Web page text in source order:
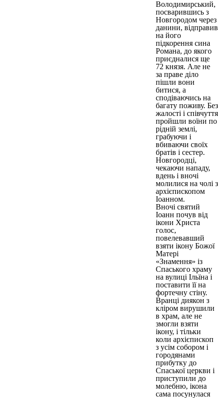
Володимирський,
посварившись з
Новгородом через
данини, відправив
на його
підкорення сина
Романа, до якого
приєдналися ще
72 князя. Але не
за праве діло
пішли вони
битися, а
сподіваючись на
багату поживу. Без
жалості і співчуття
пройшли воїни по
рідній землі,
грабуючи і
вбиваючи своїх
братів і сестер.
Новгородці,
чекаючи нападу,
вдень і вночі
молилися на чолі з
архієпископом
Іоанном.
Вночі святий
Іоанн почув від
ікони Христа
голос,
повелевавший
взяти ікону Божої
Матері
«Знамення» із
Спаського храму
на вулиці Ільїна і
поставити її на
фортечну стіну.
Вранці диякон з
кліром вирушили
в храм, але не
змогли взяти
ікону, і тільки
коли архієпископ
з усім собором і
городянами
прибутку до
Спаської церкви і
приступили до
молебню, ікона
сама посунулася